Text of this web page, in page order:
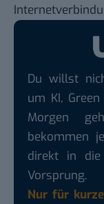
Du willst
um KI,
Morgen
bekommen
direkt in
Vorsprung.
Nur für